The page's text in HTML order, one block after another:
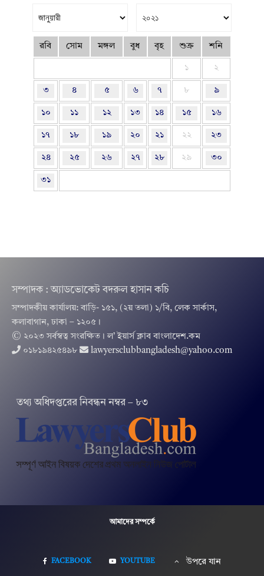
রবি সোম মঙ্গল বুধ বৃহ শুক্র শনি
১ ২
৩ ৪ ৫ ৬ ৭ ৮ ৯
১০ ১১ ১২ ১৩ ১৪ ১৫ ১৬
১৭ ১৮ ১৯ ২০ ২১ ২২ ২৩
২৪ ২৫ ২৬ ২৭ ২৮ ২৯ ৩০
৩১
সম্পাদক : অ্যাডভোকেট বদরুল হাসান কচি
সম্পাদকীয় কার্যালয়: বাড়ি- ১৫১, (২য় তলা) ১/বি, লেক সার্কাস,
কলাবাগান, ঢাকা – ১২০৫।
© ২০২৩ সর্বস্বত্ব সংরক্ষিত । ল’ ইয়ার্স ক্লাব বাংলাদেশ.কম
০১৮১৯৪২৫৪৯৮
lawyersclubbangladesh@yahoo.com
তথ‌্য অ‌ধিদপ্ত‌রের নিবন্ধন নম্বর – ৮৩
আমাদের সম্পর্কে
FACEBOOK YOUTUBE উপরে যান